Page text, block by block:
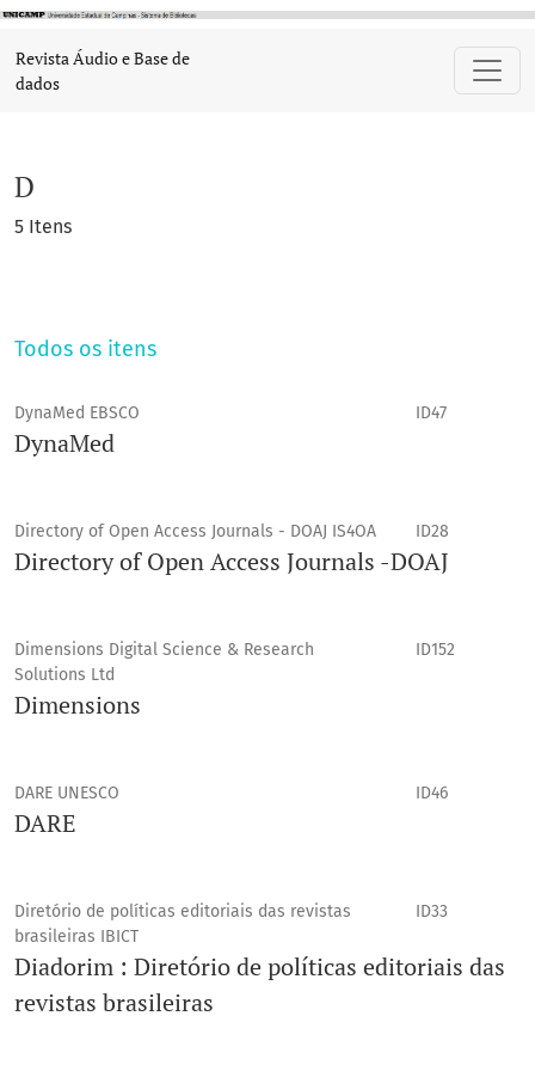
Revista Áudio e Base de
dados
D
5 Itens
Todos os itens
DynaMed EBSCO ID47
DynaMed
Directory of Open Access Journals - DOAJ IS4OA ID28
Directory of Open Access Journals -DOAJ
Dimensions Digital Science & Research
Solutions Ltd
ID152
Dimensions
DARE UNESCO ID46
DARE
Diretório de políticas editoriais das revistas
brasileiras IBICT
ID33
Diadorim : Diretório de políticas editoriais das
revistas brasileiras